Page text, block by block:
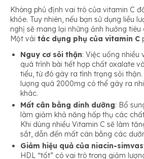
Không phủ định vai trò của vitamin C
khỏe. Tuy nhiên, nếu bạn sử dụng liều
nghị sẽ mang lại những ảnh hưởng tiêu
Một vài tác dụng phụ của vitamin C
Nguy cơ sỏi thận: Việc uống nhiều
quá trình bài tiết hợp chất oxalate
tiểu, từ đó gây ra tình trạng sỏi
lượng quá 2000mg có thể gây ra
khác.
Mất cân bằng dinh dưỡng: Bổ
làm giảm khả năng hấp thụ các
Khi dùng nhiều Vitamin C sẽ làm
sắt, dẫn đến mất cân bằng các
Giảm hiệu quả của niacin-
HDL “tốt” có vai trò trong giảm